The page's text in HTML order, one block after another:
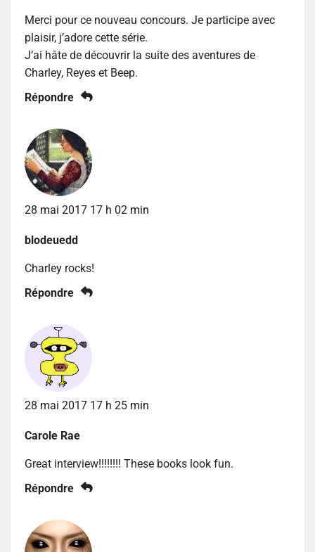
Merci pour ce nouveau concours. Je participe avec
plaisir, j’adore cette série.
J’ai hâte de découvrir la suite des aventures de
Charley, Reyes et Beep.
Répondre
28 mai 2017 17 h 02 min
blodeuedd
Charley rocks!
Répondre
28 mai 2017 17 h 25 min
Carole Rae
Great interview!!!!!!!! These books look fun.
Répondre